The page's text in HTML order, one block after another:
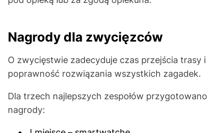
Nagrody dla zwycięzców
O zwycięstwie zadecyduje czas przejścia trasy i
poprawność rozwiązania wszystkich zagadek.
Dla trzech najlepszych zespołów przygotowano
nagrody: